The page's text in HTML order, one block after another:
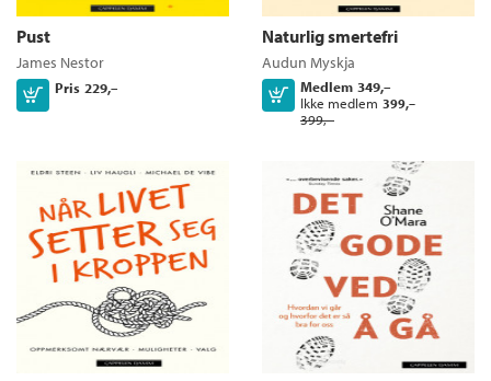
Pust
James Nestor
Pris 229,–
Kjøp
Naturlig smertefri
Audun Myskja
Medlem 349,–
Ikke medlem 399,–
399,–
Kjøp